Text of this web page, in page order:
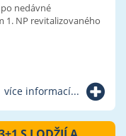
nedávné
1. NP revitalizovaného
více informací...